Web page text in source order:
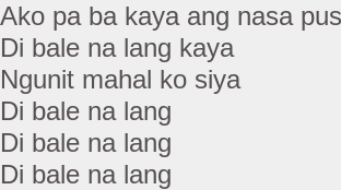
Ako pa ba kaya ang nasa
Di bale na lang kaya
Ngunit mahal ko siya
Di bale na lang
Di bale na lang
Di bale na lang